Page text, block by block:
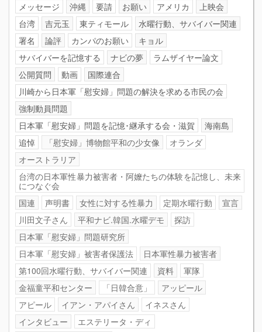
メッセージ
沖縄 要請 お願い アメリカ
上映会
台湾
吉元玉 東ティモール
水曜行動、サバイバー関連
署名
論評 カンパのお願い
キョル
サバイバーを記憶する
ナビの夢
ラムザイヤー論文
公開質問
動画
国際連合
川崎から日本軍「慰安婦」問題の解決を求める市民の会
強制動員問題
日本軍「慰安婦」問題を記憶･継承する会・滋賀
海南島
追悼
「慰安婦」博物館平和の少女像
オランダ
オーストラリア
台湾の日本軍性暴力被害者・阿嬤たちの体験を記憶し、未来
につなぐ会
国連
声明書 女性に対する性暴力 定期水曜行動
宣言
川田文子さん
平和ナビ.韓国.水曜デモ
探訪
日本軍「慰安婦」問題研究所
日本軍「慰安婦」被害者保護法
日本軍性暴力被害者
第100回水曜行動、サバイバー関連
資料
軍隊
金福童平和センター
「日韓合意」
アッピール
アピール
イアン・アパイさん
イネスさん
インタビュー
エステリータ・ディ